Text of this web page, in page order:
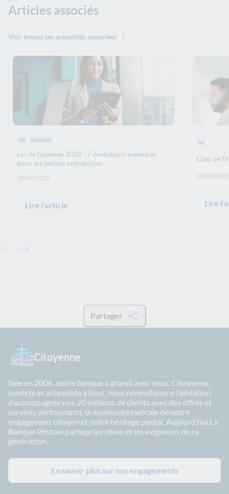
Articles associés
Voir toutes les actualités associées
Thématiques :
loi fiscalite
Loi de finances 2022 : 7 évolutions majeures
pour les petites entreprises
Date de publication: :
10/08/2022
Lire l'article
loi
Clap de
Date de
28/04/2022
Lire
Contenu précédent - Articles associés
Contenu suivant - Articles associés
Partager
Citoyenne
Née en 2006, notre banque a grandi avec vous. Citoyenne,
ouverte et accessible à tous, nous revendiquons l’ambition
d’accompagner nos 20 millions de clients avec des offres et
services performants, la modernité radicale de notre
engagement citoyen et notre héritage postal. Aujourd’hui La
Banque Postale partage les rêves et les exigences de sa
génération.
En savoir plus sur nos engagements